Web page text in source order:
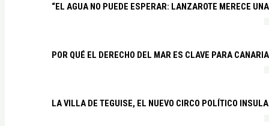
“EL AGUA NO PUEDE ESPERAR: LANZAROTE MERECE
POR QUÉ EL DERECHO DEL MAR ES CLAVE PARA
LA VILLA DE TEGUISE, EL NUEVO CIRCO POLÍTICO